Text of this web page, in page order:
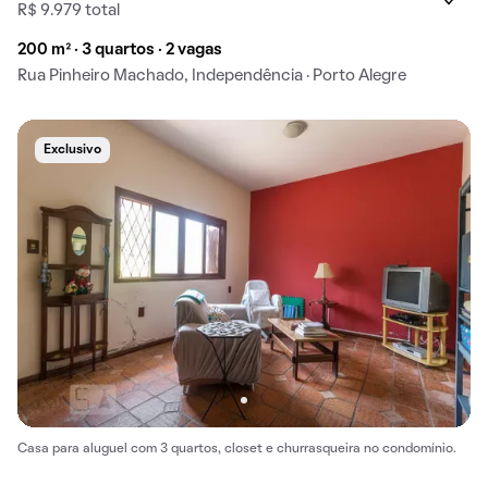
R$ 9.979 total
200 m² · 3 quartos · 2 vagas
Rua Pinheiro Machado, Independência · Porto Alegre
Exclusivo
Casa para aluguel com 3 quartos, closet e churrasqueira no condomínio.